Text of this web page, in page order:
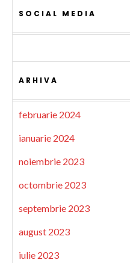
SOCIAL MEDIA
ARHIVA
februarie 2024
ianuarie 2024
noiembrie 2023
octombrie 2023
septembrie 2023
august 2023
iulie 2023